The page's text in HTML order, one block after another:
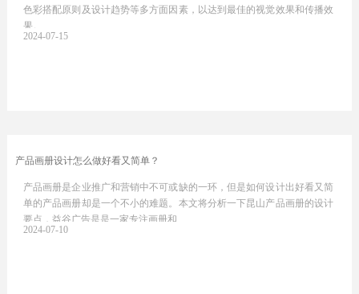
色彩搭配原则及设计趋势等多方面因素，以达到最佳的视觉效果和传播效
果。
2024-07-15
产品画册设计怎么做好看又简单？
产品画册是企业推广和营销中不可或缺的一环，但是如何设计出好看又简
单的产品画册却是一个不小的难题。本文将分析一下昆山产品画册的设计
要点，益谷广告是是一家专注画册和…
2024-07-10